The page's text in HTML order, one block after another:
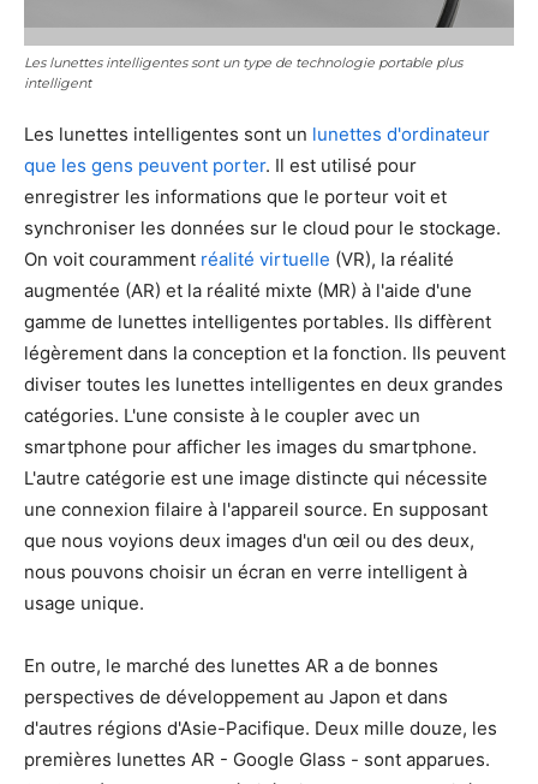
Les lunettes intelligentes sont un type de technologie portable plus
intelligent
Les lunettes intelligentes sont un lunettes d'ordinateur
que les gens peuvent porter. Il est utilisé pour
enregistrer les informations que le porteur voit et
synchroniser les données sur le cloud pour le stockage.
On voit couramment réalité virtuelle (VR), la réalité
augmentée (AR) et la réalité mixte (MR) à l'aide d'une
gamme de lunettes intelligentes portables. Ils diffèrent
légèrement dans la conception et la fonction. Ils peuvent
diviser toutes les lunettes intelligentes en deux grandes
catégories. L'une consiste à le coupler avec un
smartphone pour afficher les images du smartphone.
L'autre catégorie est une image distincte qui nécessite
une connexion filaire à l'appareil source. En supposant
que nous voyions deux images d'un œil ou des deux,
nous pouvons choisir un écran en verre intelligent à
usage unique.
En outre, le marché des lunettes AR a de bonnes
perspectives de développement au Japon et dans
d'autres régions d'Asie-Pacifique. Deux mille douze, les
premières lunettes AR - Google Glass - sont apparues.